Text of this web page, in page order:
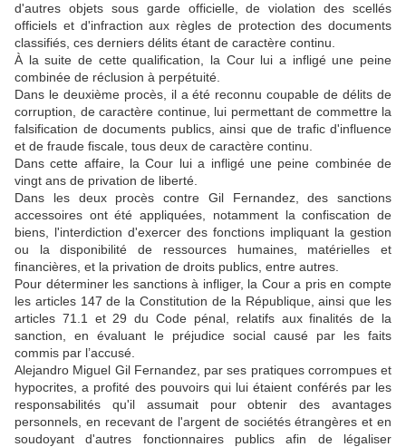
d'autres objets sous garde officielle, de violation des scellés
officiels et d'infraction aux règles de protection des documents
classifiés, ces derniers délits étant de caractère continu.
À la suite de cette qualification, la Cour lui a infligé une peine
combinée de réclusion à perpétuité.
Dans le deuxième procès, il a été reconnu coupable de délits de
corruption, de caractère continue, lui permettant de commettre la
falsification de documents publics, ainsi que de trafic d'influence
et de fraude fiscale, tous deux de caractère continu.
Dans cette affaire, la Cour lui a infligé une peine combinée de
vingt ans de privation de liberté.
Dans les deux procès contre Gil Fernandez, des sanctions
accessoires ont été appliquées, notamment la confiscation de
biens, l'interdiction d'exercer des fonctions impliquant la gestion
ou la disponibilité de ressources humaines, matérielles et
financières, et la privation de droits publics, entre autres.
Pour déterminer les sanctions à infliger, la Cour a pris en compte
les articles 147 de la Constitution de la République, ainsi que les
articles 71.1 et 29 du Code pénal, relatifs aux finalités de la
sanction, en évaluant le préjudice social causé par les faits
commis par l’accusé.
Alejandro Miguel Gil Fernandez, par ses pratiques corrompues et
hypocrites, a profité des pouvoirs qui lui étaient conférés par les
responsabilités qu'il assumait pour obtenir des avantages
personnels, en recevant de l'argent de sociétés étrangères et en
soudoyant d'autres fonctionnaires publics afin de légaliser